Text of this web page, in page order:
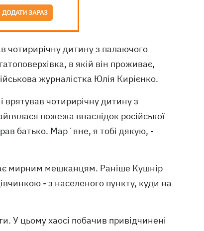
ДОДАТИ ЗАРАЗ
чотирирічну дитину з палаючого
в якій він проживає,
журналістка Юлія Кирієнко.
чотирирічну дитину з
пожежа внаслідок російської
батько. Марʼяне, я тобі дякую, -
мирним мешканцям. Раніше Кушнір
- з населеного пункту, куди на
У цьому хаосі побачив привідчинені